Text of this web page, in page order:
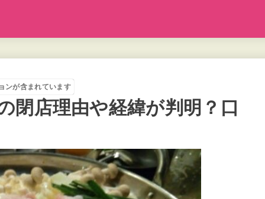
ンが含まれています
閉店理由や経緯が判明？口